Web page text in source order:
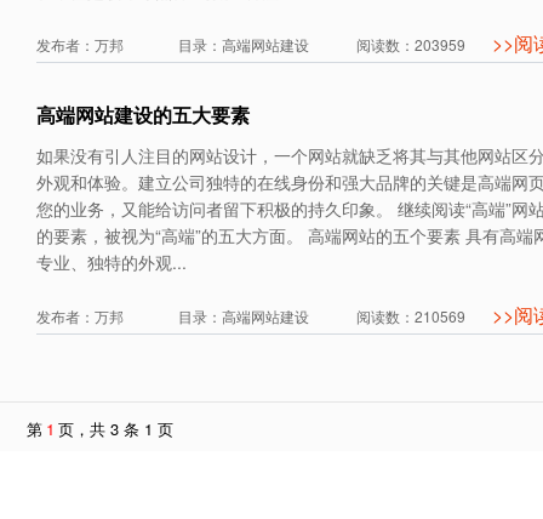
发布者：万邦 目录：高端网站建设 阅读数：203959 >>阅
高端网站建设的五大要素
如果没有引人注目的网站设计，一个网站就缺乏将其与其他网站区
外观和体验。建立公司独特的在线身份和强大品牌的关键是高端网
您的业务，又能给访问者留下积极的持久印象。 继续阅读“高端”网
的要素，被视为“高端”的五大方面。 高端网站的五个要素 具有高端
专业、独特的外观...
发布者：万邦 目录：高端网站建设 阅读数：210569 >>阅
第 1 页，共 3 条 1 页